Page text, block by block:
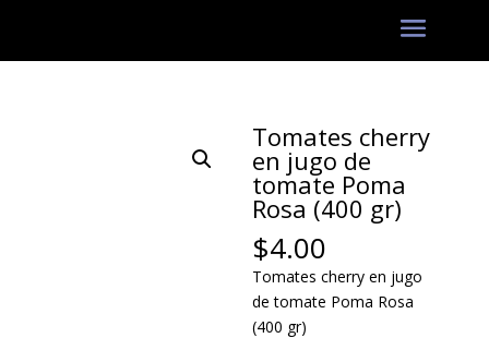
Tomates cherry
en jugo de
tomate Poma
Rosa (400 gr)
$4.00
Tomates cherry en jugo
de tomate Poma Rosa
(400 gr)